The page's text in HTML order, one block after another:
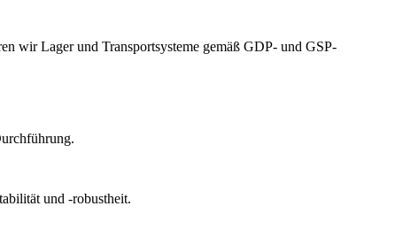
wir Lager und Transportsysteme gemäß GDP- und GSP-
und -robustheit.